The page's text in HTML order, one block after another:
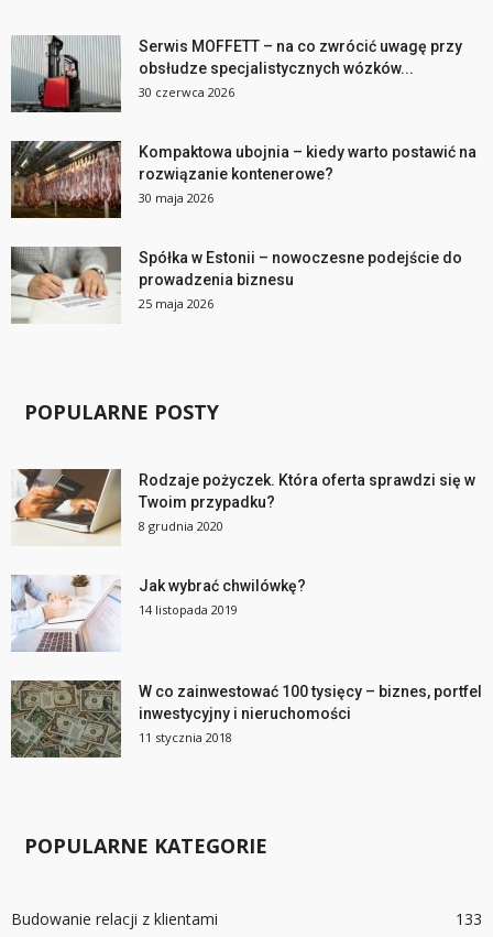
Serwis MOFFETT – na co zwrócić uwagę przy
obsłudze specjalistycznych wózków...
30 czerwca 2026
Kompaktowa ubojnia – kiedy warto postawić na
rozwiązanie kontenerowe?
30 maja 2026
Spółka w Estonii – nowoczesne podejście do
prowadzenia biznesu
25 maja 2026
POPULARNE POSTY
Rodzaje pożyczek. Która oferta sprawdzi się w
Twoim przypadku?
8 grudnia 2020
Jak wybrać chwilówkę?
14 listopada 2019
W co zainwestować 100 tysięcy – biznes, portfel
inwestycyjny i nieruchomości
11 stycznia 2018
POPULARNE KATEGORIE
Budowanie relacji z klientami
133